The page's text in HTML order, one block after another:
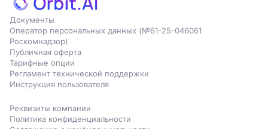
Документы
Оператор персональных данных (№61-25-046061
Роскомнадзор)
Публичная оферта
Тарифные опции
Регламент технической поддержки
Инструкция пользователя
Реквизиты компании
Политика конфиденциальности